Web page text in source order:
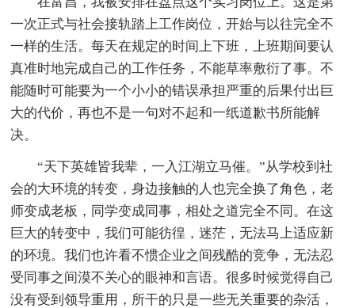
一次正式与社会接轨踏上工作岗位，开始与以往完全不
一样的生活。每天在规定的时间上下班，上班期间要认
真准时地完成自己的工作任务，不能草率敷衍了事。不
能随时可能要为一个小小的错误承担严重的后果付出巨
大的代价，再也不是一句对不起和一纸道歉书所能解
决。
“天下英雄皆我辈，一入江湖立马催。”从学校到社
会的大环境的转变，身边接触的人也完全换了角色，老
师变成老板，同学变成同事，相处之道完全不同。在这
巨大的转变中，我们可能彷徨，迷茫，无法马上适应新
的环境。我们也许看不惯企业之间残酷的竞争，无法忍
受同事之间漠不关心的眼神和言语。很多时候觉得自己
没有受到领导重用，所干的只是一些无关重要的杂活，